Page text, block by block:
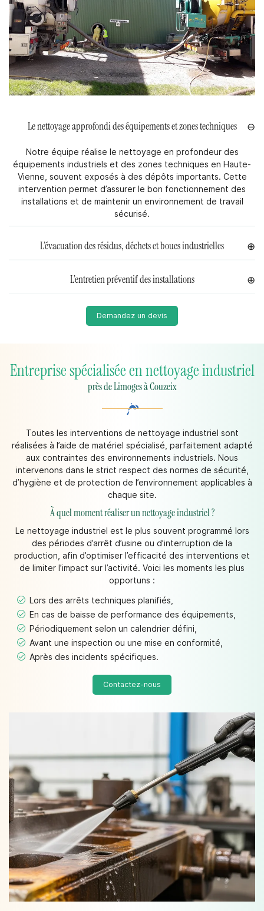
INDUSTRIEL
PETROLIER
EN IMAGE
Restez
Le nettoyage approfondi des équipements et zones techniques
Notre équipe réalise le nettoyage en profondeur des
équipements industriels et des zones techniques en Haute-
Vienne, souvent exposés à des dépôts importants. Cette
intervention permet d’assurer le bon fonctionnement des
installations et de maintenir un environnement de travail
sécurisé.
L’évacuation des résidus, déchets et boues industrielles
L’entretien préventif des installations
Demandez un devis
Entreprise spécialisée en nettoyage industriel
près de Limoges à Couzeix
Toutes les interventions de nettoyage industriel sont
réalisées à l’aide de matériel spécialisé, parfaitement adapté
aux contraintes des environnements industriels. Nous
intervenons dans le strict respect des normes de sécurité,
d’hygiène et de protection de l’environnement applicables à
chaque site.
À quel moment réaliser un nettoyage industriel ?
Le nettoyage industriel est le plus souvent programmé lors
des périodes d’arrêt d’usine ou d’interruption de la
production, afin d’optimiser l’efficacité des interventions et
de limiter l’impact sur l’activité. Voici les moments les plus
opportuns :
Lors des arrêts techniques planifiés,
En cas de baisse de performance des équipements,
Périodiquement selon un calendrier défini,
Avant une inspection ou une mise en conformité,
Après des incidents spécifiques.
Contactez-nous